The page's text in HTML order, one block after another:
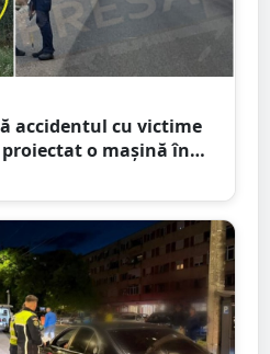
accidentul cu victime
proiectat o mașină în